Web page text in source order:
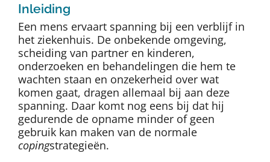
Inleiding
Een mens ervaart spanning bij een verblijf in
het ziekenhuis. De onbekende omgeving,
scheiding van partner en kinderen,
onderzoeken en behandelingen die hem te
wachten staan en onzekerheid over wat
komen gaat, dragen allemaal bij aan deze
spanning. Daar komt nog eens bij dat hij
gedurende de opname minder of geen
gebruik kan maken van de normale
copingstrategieën.